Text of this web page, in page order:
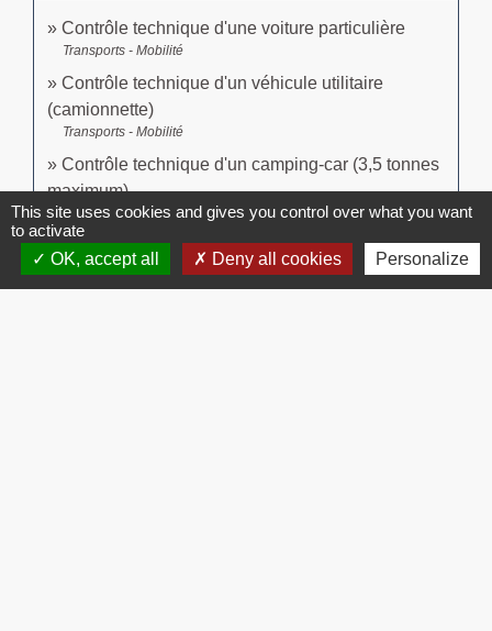
Contrôle technique d'une voiture particulière
Transports - Mobilité
Contrôle technique d'un véhicule utilitaire
(camionnette)
Transports - Mobilité
Contrôle technique d'un camping-car (3,5 tonnes
maximum)
Transports - Mobilité
Contrôle technique des véhicules de transports de
marchandises (TRM) et de personnes
Secteurs d'activité
This site uses cookies and gives you control over what you want
to activate
OK, accept all
Deny all cookies Personalize